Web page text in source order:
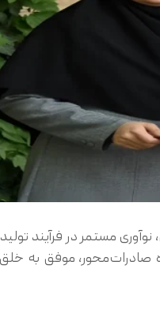
مستمر در فرآیند
صادرات‌محور، موفق به